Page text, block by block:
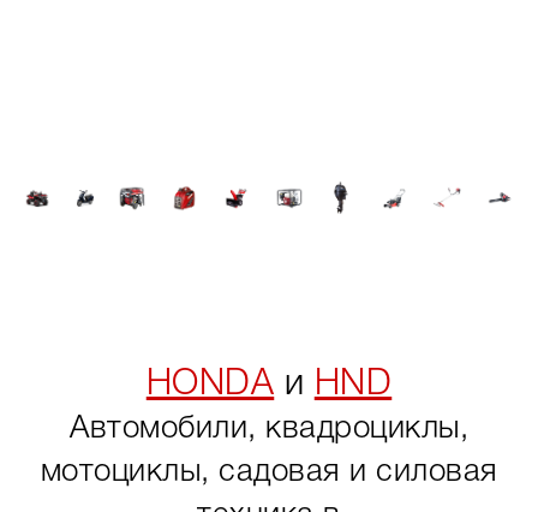
HONDA и HND
Автомобили, квадроциклы,
мотоциклы, садовая и силовая